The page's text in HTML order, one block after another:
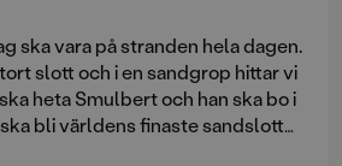
ska vara på stranden hela dagen.
slott och i en sandgrop hittar vi
heta Smulbert och han ska bo i
bli världens finaste sandslott
och skräp som tak. Men när